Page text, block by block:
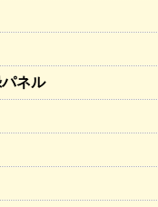
ネル